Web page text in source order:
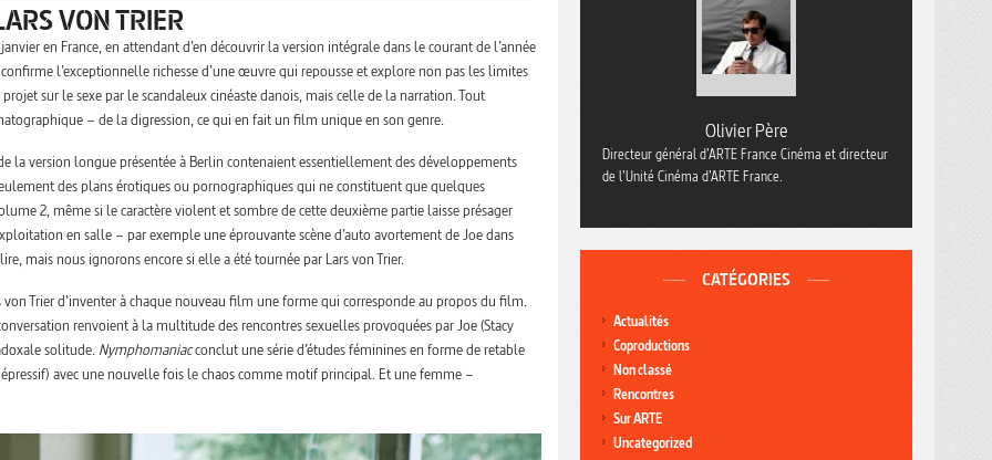
VON TRIER
en France, en attendant d’en découvrir la version intégrale dans le courant de l’année
l’exceptionnelle richesse d’une œuvre qui repousse et explore non pas les limites
sur le sexe par le scandaleux cinéaste danois, mais celle de la narration. Tout
– de la digression, ce qui en fait un film unique en son genre.
la version longue présentée à Berlin contenaient essentiellement des développements
des plans érotiques ou pornographiques qui ne constituent que quelques
2, même si le caractère violent et sombre de cette deuxième partie laisse présager
en salle – par exemple une éprouvante scène d’auto avortement de Joe dans
mais nous ignorons encore si elle a été tournée par Lars von Trier.
Trier d’inventer à chaque nouveau film une forme qui corresponde au propos du film.
renvoient à la multitude des rencontres sexuelles provoquées par Joe (Stacy
solitude. Nymphomaniacconclut une série d’études féminines en forme de retable
avec une nouvelle fois le chaos comme motif principal. Et une femme –
Olivier Père
Directeur général d’ARTE France Cinéma et directeur
de l’Unité Cinéma d’ARTE France.
CATÉGORIES
Actualités
Coproductions
Non classé
Rencontres
Sur ARTE
Uncategorized